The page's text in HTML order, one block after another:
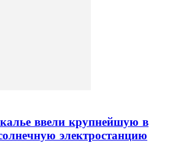
ввели крупнейшую в
электростанцию